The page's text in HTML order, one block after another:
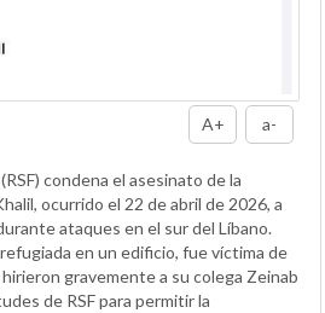
A+ a-
condena el asesinato de la
ocurrido el 22 de abril de 2026, a
ataques en el sur del Líbano.
en un edificio, fue víctima de
gravemente a su colega Zeinab
de RSF para permitir la